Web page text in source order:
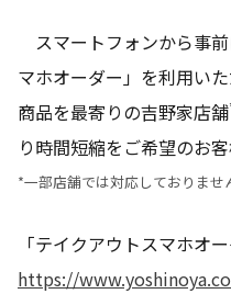
スマートフォンから事
マホオーダー」を利用い
商品を最寄りの吉野家店舗
り時間短縮をご希望のお
*一部店舗では対応しておりませ
「テイクアウトスマホオ
https://